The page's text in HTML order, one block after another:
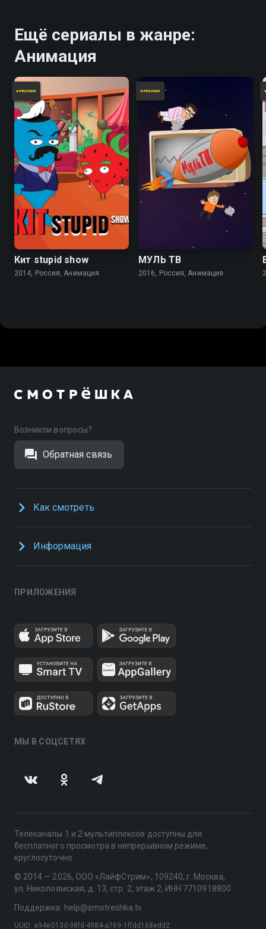
Ещё сериалы в жанре:
Анимация
Кит stupid show
2014, Россия, Анимация
МУЛЬ ТВ
2016, Россия, Анимация
Возникли вопросы?
Обратная связь
Как смотреть
Информация
ПРИЛОЖЕНИЯ
МЫ В СОЦСЕТЯХ
Телеканалы 1 и 2 мультиплексов доступны для
бесплатного просмотра в непрерывном режиме,
круглосуточно.
© 2014 — 2026, ООО «ЛайфСтрим», 109240, г. Москва,
ул. Николоямская, д. 13, стр. 2, этаж 2, ИНН 7710918800
Поддержка: help@smotreshka.tv
UUID: a94e013d-98fd-4984-a769-1ffdd168edd2